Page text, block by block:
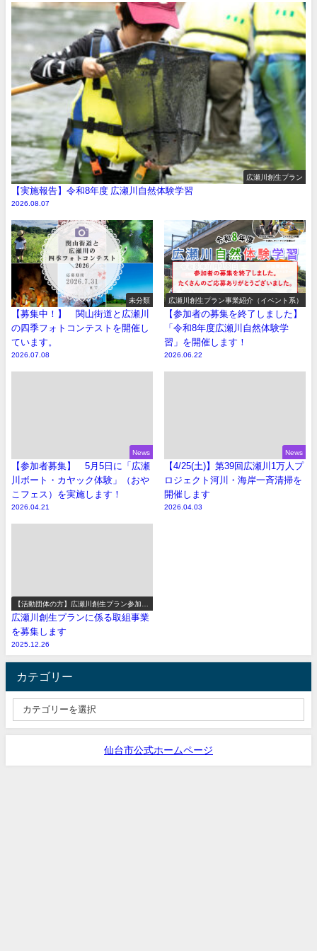
広瀬川創生プラン
【実施報告】令和8年度 広瀬川自然体験学習
2026.08.07
未分類
【募集中！】 関山街道と広瀬川
の四季フォトコンテストを開催し
ています。
2026.07.08
広瀬川創生プラン事業紹介（イベント系）
【参加者の募集を終了しました】
「令和8年度広瀬川自然体験学
習」を開催します！
2026.06.22
News
【参加者募集】 5月5日に「広瀬
川ボート・カヤック体験」（おや
こフェス）を実施します！
2026.04.21
News
【4/25(土)】第39回広瀬川1万人プ
ロジェクト河川・海岸一斉清掃を
開催します
2026.04.03
【活動団体の方】広瀬川創生プラン参加事
業の募集
広瀬川創生プランに係る取組事業
を募集します
2025.12.26
カテゴリー
仙台市公式ホームページ